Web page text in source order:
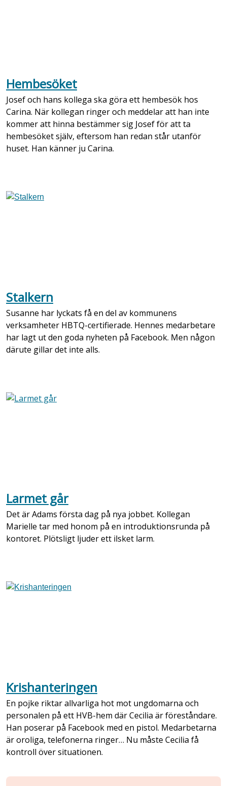
Hembesöket
Josef och hans kollega ska göra ett hembesök hos
Carina. När kollegan ringer och meddelar att han inte
kommer att hinna bestämmer sig Josef för att ta
hembesöket själv, eftersom han redan står utanför
huset. Han känner ju Carina.
Stalkern
Susanne har lyckats få en del av kommunens
verksamheter HBTQ-certifierade. Hennes medarbetare
har lagt ut den goda nyheten på Facebook. Men någon
därute gillar det inte alls.
Larmet går
Det är Adams första dag på nya jobbet. Kollegan
Marielle tar med honom på en introduktionsrunda på
kontoret. Plötsligt ljuder ett ilsket larm.
Krishanteringen
En pojke riktar allvarliga hot mot ungdomarna och
personalen på ett HVB-hem där Cecilia är föreståndare.
Han poserar på Facebook med en pistol. Medarbetarna
är oroliga, telefonerna ringer… Nu måste Cecilia få
kontroll över situationen.